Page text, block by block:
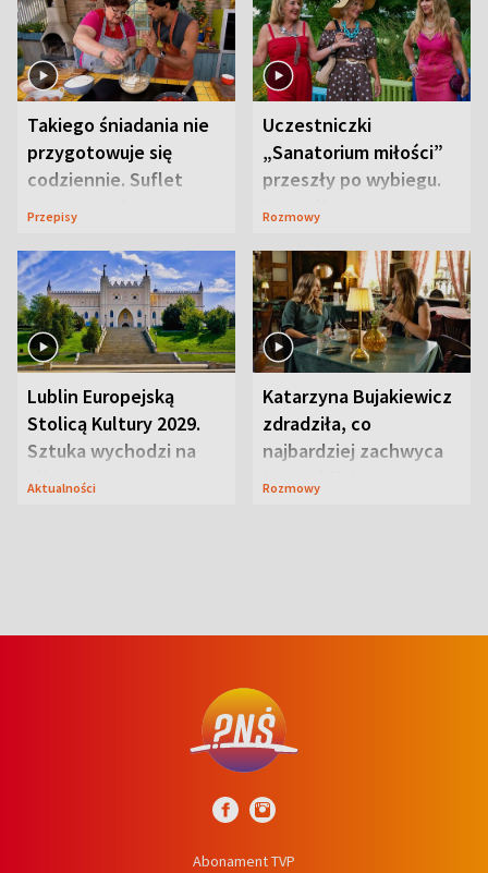
Takiego śniadania nie
przygotowuje się
codziennie. Suflet
serowy zachwyca
Przepisy
Uczestniczki
„Sanatorium miłości”
przeszły po wybiegu.
Te stylizacje
Rozmowy
Lublin Europejską
Stolicą Kultury 2029.
Sztuka wychodzi na
ulice
Aktualności
Katarzyna Bujakiewicz
zdradziła, co
najbardziej zachwyca
ją w Lublinie
Rozmowy
Abonament TVP